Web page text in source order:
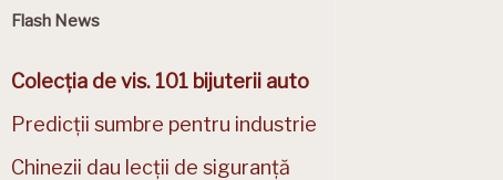
Flash News
Colecția de vis. 101 bijuterii auto
Predicții sumbre pentru industrie
Chinezii dau lecții de siguranță